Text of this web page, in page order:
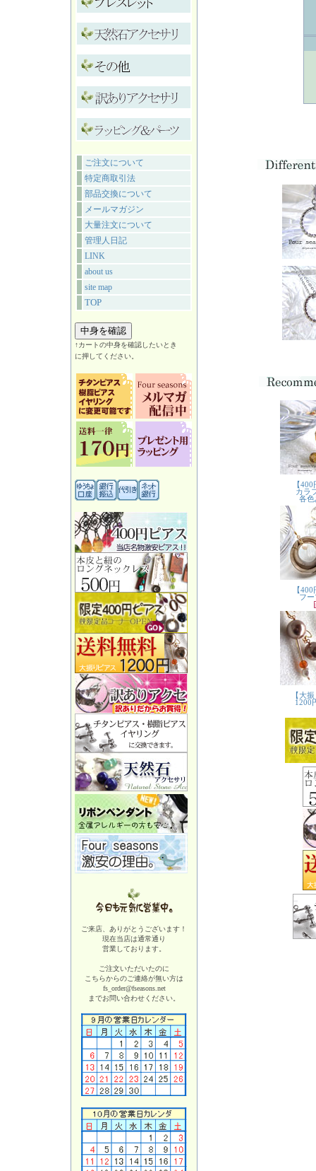
ご注文について
特定商取引法
部品交換について
メールマガジン
大量注文について
管理人日記
LINK
about us
site map
TOP
↑カートの中身を確認したいとき
に押してください。
ご来店、ありがとうございます！
現在当店は通常通り
営業しております。
ご注文いただいたのに
こちらからのご連絡が無い方は
fs_order@fseasons.net
までお問い合わせください。